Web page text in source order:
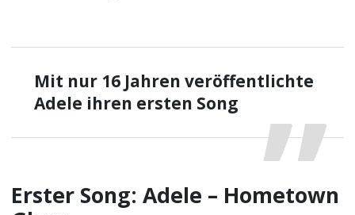
Mit nur 16 Jahren veröffentlichte
Adele ihren ersten Song
Erster Song: Adele – Hometown